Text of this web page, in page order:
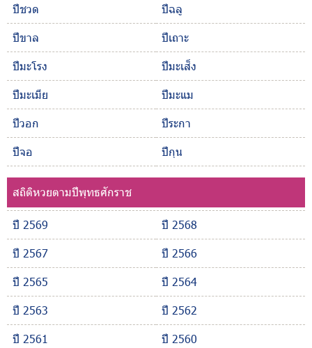
ปีชวด
ปีฉลู
ปีขาล
ปีเถาะ
ปีมะโรง
ปีมะเส็ง
ปีมะเมีย
ปีมะแม
ปีวอก
ปีระกา
ปีจอ
ปีกุน
สถิติหวยตามปีพุทธศักราช
ปี 2569
ปี 2568
ปี 2567
ปี 2566
ปี 2565
ปี 2564
ปี 2563
ปี 2562
ปี 2561
ปี 2560